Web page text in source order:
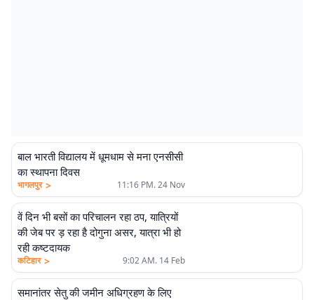
बाल भारती विद्यालय में धूमधाम से मना एनसीसी
का स्थापना दिवस
भागलपुर > 11:16 PM. 24 Nov
वें दिन भी बसों का परिचालन रहा ठप, यात्रियों
की जेब पर ड़ रहा है दोगुना असर, यात्रा भी हो
रही कष्टदायक
कटिहार > 9:02 AM. 14 Feb
समानांतर सेतु की जमीन अधिग्रहण के लिए